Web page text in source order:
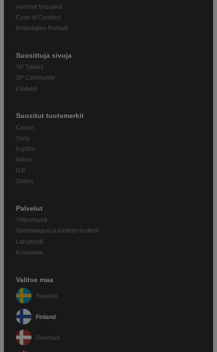
Avoimet työpaikat
Code of Conduct
Ilmiantajien Portaali
Suosittuja sivuja
SP Tykkää
SP Community
Käytetyt
Suositut tuotemerkit
Canon
Sony
Fujifilm
Nikon
DJI
Godox
Palvelut
Yritysmyynti
Vaihtokaupat ja käytetyt tuotteet
Lahjakortti
Kuvataide
Valitse maa
Sweden
Finland
Denmark